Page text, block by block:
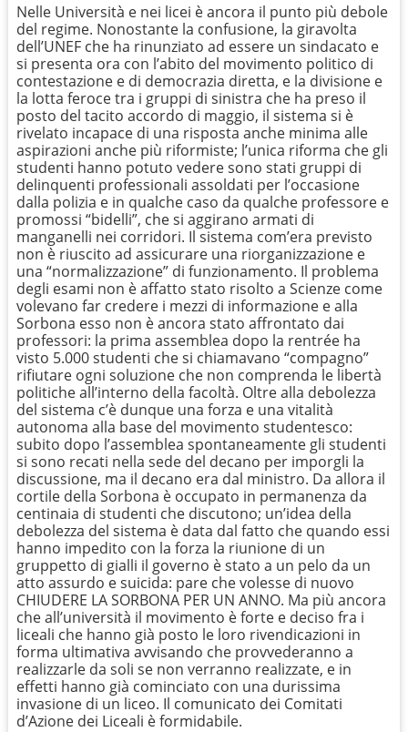
Nelle Università e nei licei è ancora il punto più debole
del regime. Nonostante la confusione, la giravolta
dell’UNEF che ha rinunziato ad essere un sindacato e
si presenta ora con l’abito del movimento politico di
contestazione e di democrazia diretta, e la divisione e
la lotta feroce tra i gruppi di sinistra che ha preso il
posto del tacito accordo di maggio, il sistema si è
rivelato incapace di una risposta anche minima alle
aspirazioni anche più riformiste; l’unica riforma che gli
studenti hanno potuto vedere sono stati gruppi di
delinquenti professionali assoldati per l’occasione
dalla polizia e in qualche caso da qualche professore e
promossi “bidelli”, che si aggirano armati di
manganelli nei corridori. Il sistema com’era previsto
non è riuscito ad assicurare una riorganizzazione e
una “normalizzazione” di funzionamento. Il problema
degli esami non è affatto stato risolto a Scienze come
volevano far credere i mezzi di informazione e alla
Sorbona esso non è ancora stato affrontato dai
professori: la prima assemblea dopo la rentrée ha
visto 5.000 studenti che si chiamavano “compagno”
rifiutare ogni soluzione che non comprenda le libertà
politiche all’interno della facoltà. Oltre alla debolezza
del sistema c’è dunque una forza e una vitalità
autonoma alla base del movimento studentesco:
subito dopo l’assemblea spontaneamente gli studenti
si sono recati nella sede del decano per imporgli la
discussione, ma il decano era dal ministro. Da allora il
cortile della Sorbona è occupato in permanenza da
centinaia di studenti che discutono; un’idea della
debolezza del sistema è data dal fatto che quando essi
hanno impedito con la forza la riunione di un
gruppetto di gialli il governo è stato a un pelo da un
atto assurdo e suicida: pare che volesse di nuovo
CHIUDERE LA SORBONA PER UN ANNO. Ma più ancora
che all’università il movimento è forte e deciso fra i
liceali che hanno già posto le loro rivendicazioni in
forma ultimativa avvisando che provvederanno a
realizzarle da soli se non verranno realizzate, e in
effetti hanno già cominciato con una durissima
invasione di un liceo. Il comunicato dei Comitati
d’Azione dei Liceali è formidabile.